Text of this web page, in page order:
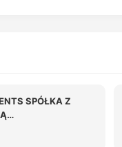
SPÓŁKA Z